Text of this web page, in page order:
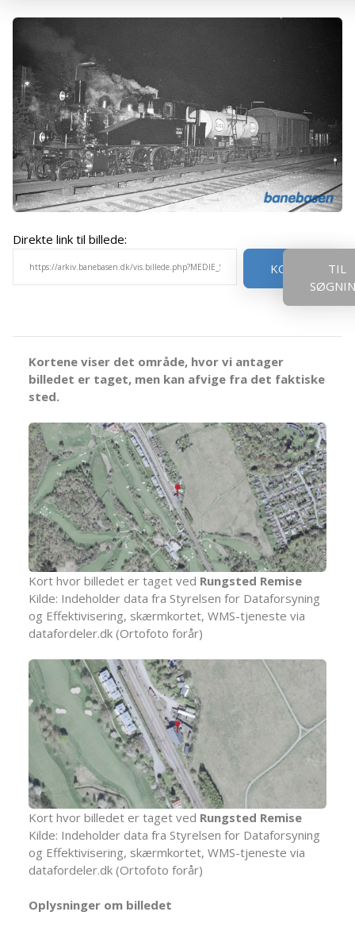
Direkte link til billede:
KOPIER
TIL
Kortene viser det område, hvor vi antager
billedet er taget, men kan afvige fra det faktiske
sted.
Kort hvor billedet er taget ved Rungsted Remise
Kilde: Indeholder data fra Styrelsen for Dataforsyning
og Effektivisering, skærmkortet, WMS-tjeneste via
datafordeler.dk (Ortofoto forår)
Kort hvor billedet er taget ved Rungsted Remise
Kilde: Indeholder data fra Styrelsen for Dataforsyning
og Effektivisering, skærmkortet, WMS-tjeneste via
datafordeler.dk (Ortofoto forår)
Oplysninger om billedet